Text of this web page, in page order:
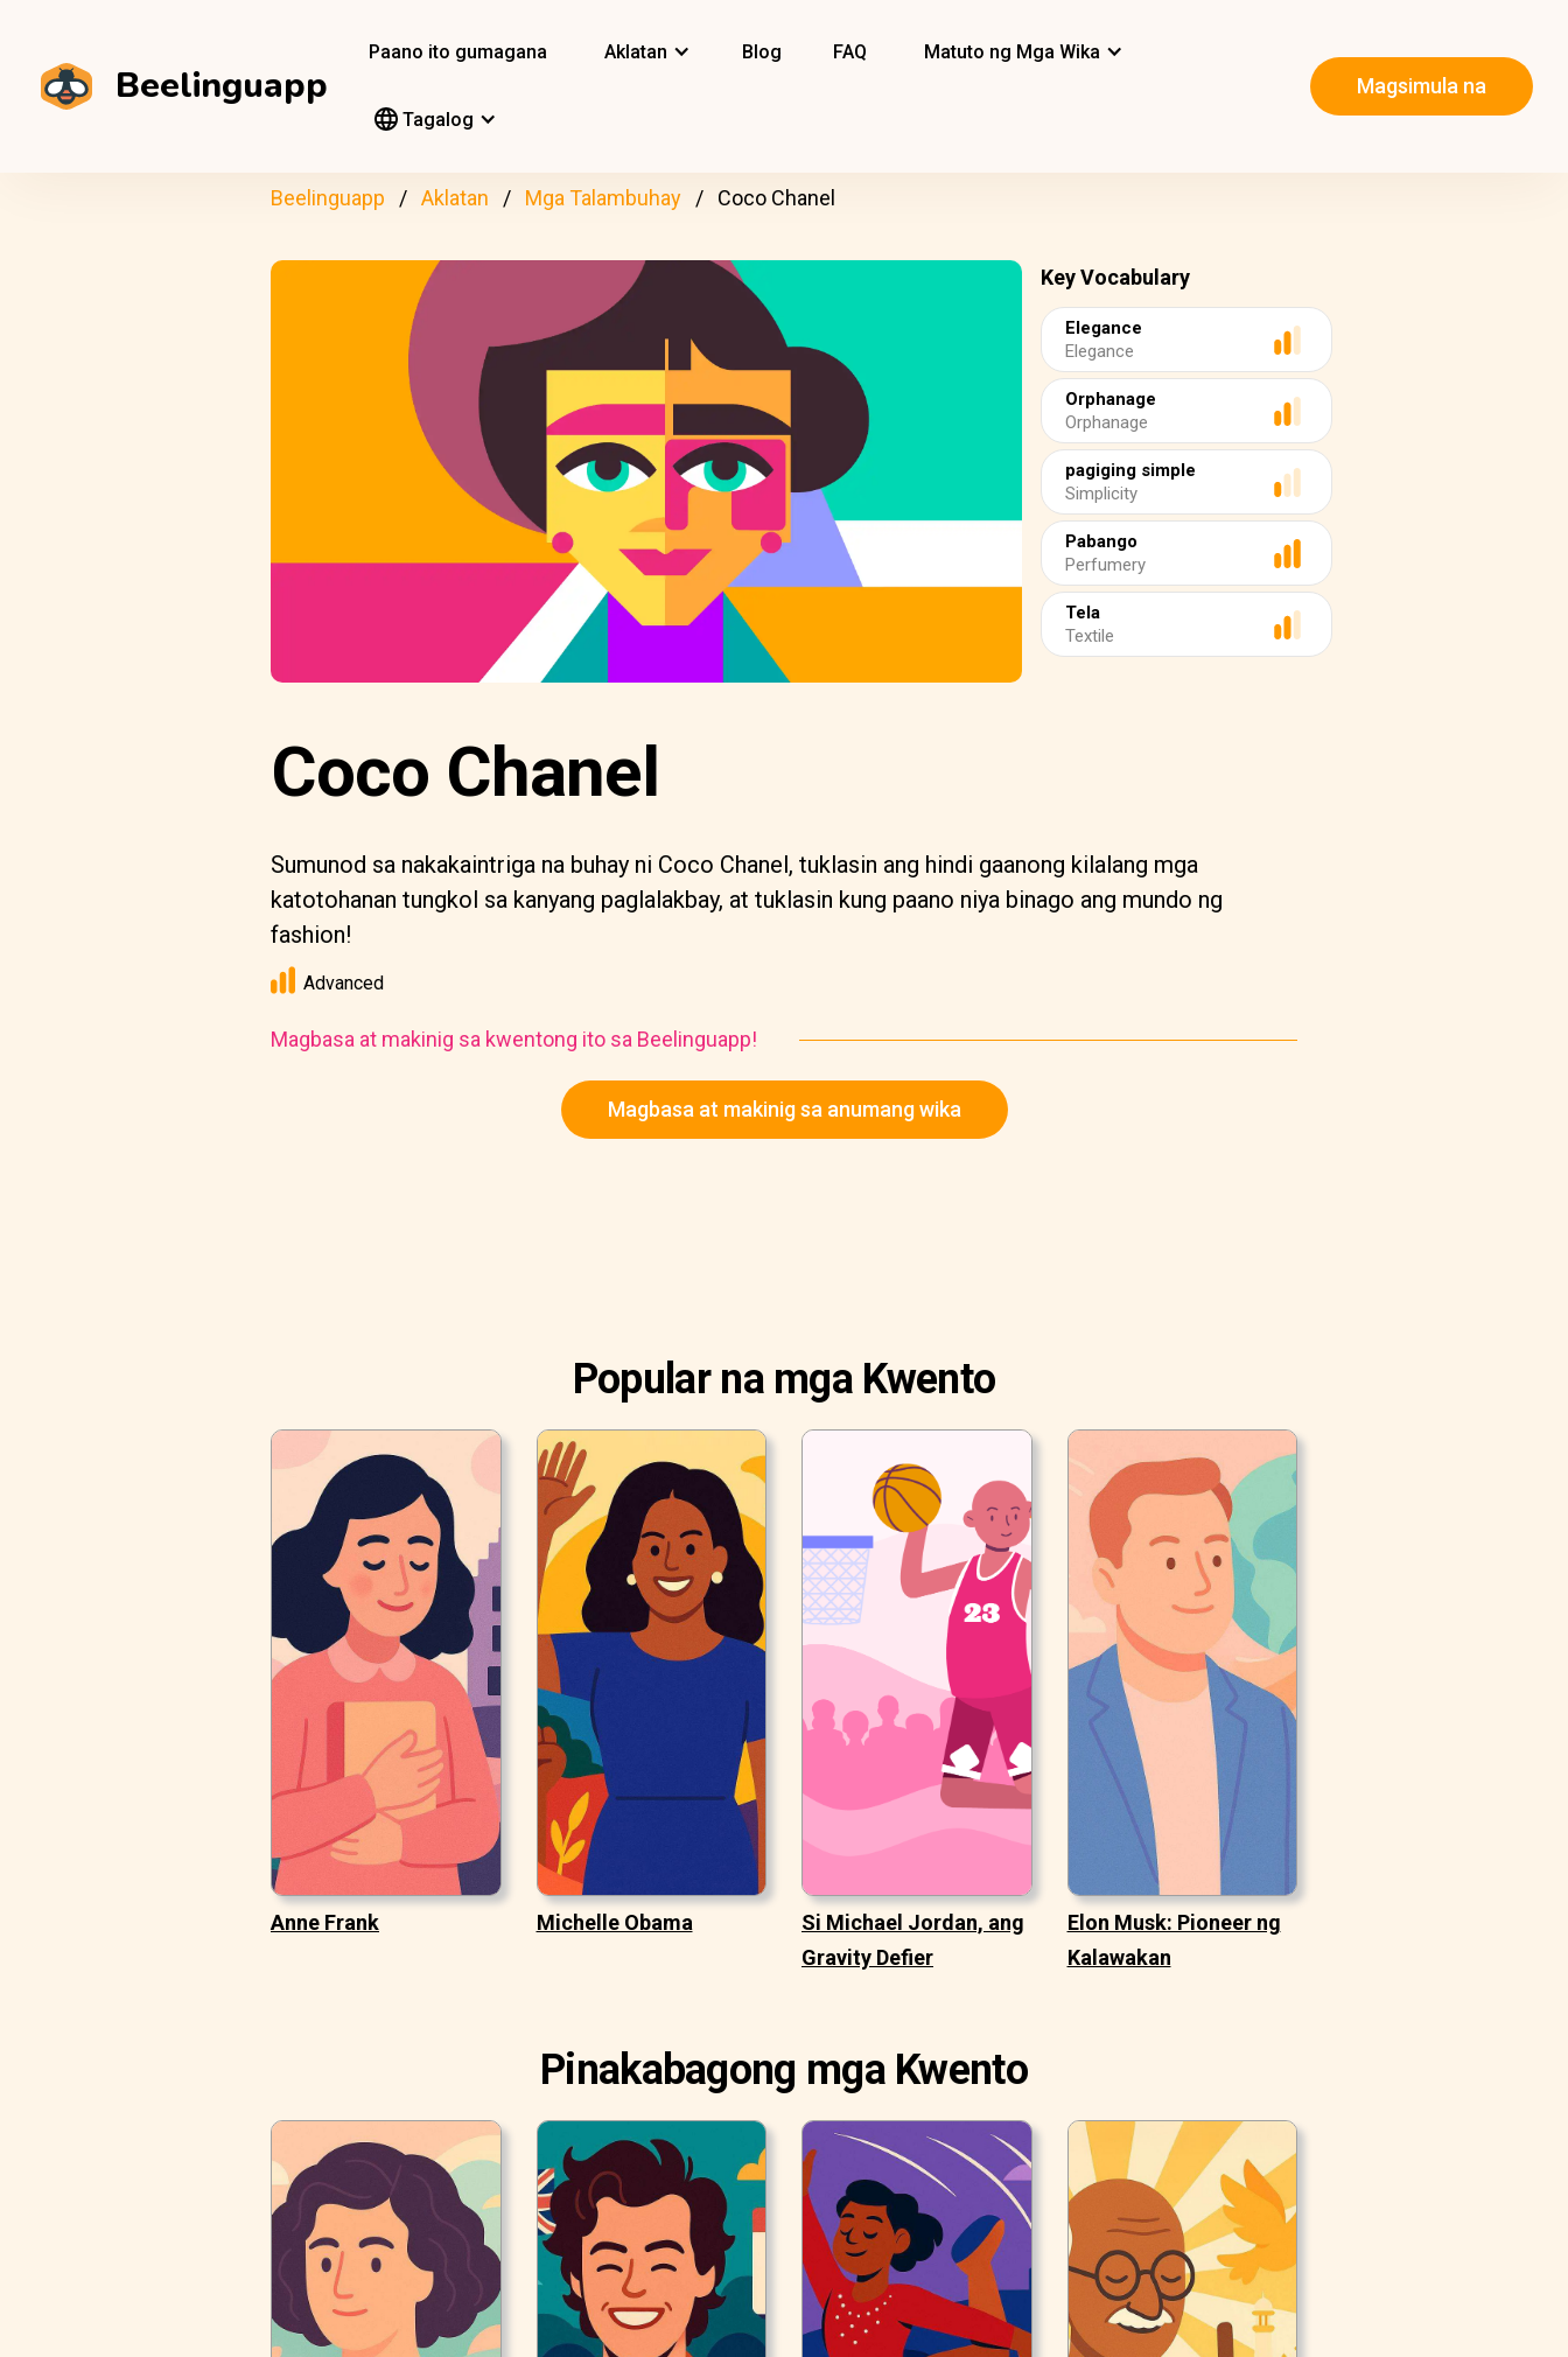
Beelinguapp
Paano ito gumagana Aklatan Blog FAQ Matuto ng Mga Wika
Tagalog
Magsimula na
Beelinguapp Aklatan Mga Talambuhay Coco Chanel
Key Vocabulary
Elegance
Elegance
Orphanage
Orphanage
pagiging simple
Simplicity
Pabango
Perfumery
Tela
Textile
Coco Chanel
Sumunod sa nakakaintriga na buhay ni Coco Chanel, tuklasin ang hindi gaanong kilalang mga
katotohanan tungkol sa kanyang paglalakbay, at tuklasin kung paano niya binago ang mundo ng
fashion!
Advanced
Magbasa at makinig sa kwentong ito sa Beelinguapp!
Magbasa at makinig sa anumang wika
Popular na mga Kwento
Anne Frank Michelle Obama
Si Michael Jordan, ang
Gravity Defier
Elon Musk: Pioneer ng
Kalawakan
Pinakabagong mga Kwento